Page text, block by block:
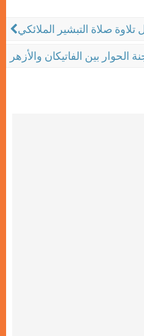
تلاوة صلاة التبشير الملائكي
الحوار بين الفاتيكان والأزهر